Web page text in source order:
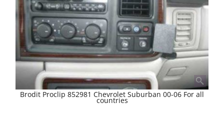
Brodit Proclip 852981 Chevrolet Suburban 00-06 For all
countries